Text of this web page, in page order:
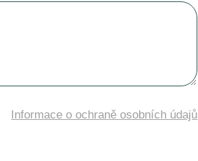
Informace o ochraně osobních údajů